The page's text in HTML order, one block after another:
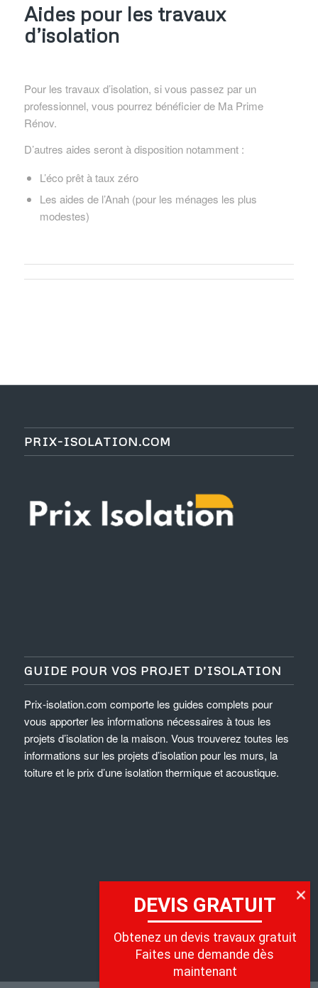
Aides pour les travaux
d’isolation
Pour les travaux d’isolation, si vous passez par un
professionnel, vous pourrez bénéficier de Ma Prime
Rénov.
D’autres aides seront à disposition notamment :
L’éco prêt à taux zéro
Les aides de l’Anah (pour les ménages les plus
modestes)
PRIX-ISOLATION.COM
GUIDE POUR VOS PROJET D’ISOLATION
Prix-isolation.com comporte les guides complets pour
vous apporter les informations nécessaires à tous les
projets d’isolation de la maison. Vous trouverez toutes les
informations sur les projets d’isolation pour les murs, la
toiture et le prix d’une isolation thermique et acoustique.
DEVIS GRATUIT
Obtenez un devis travaux gratuit
Faites une demande dès
maintenant